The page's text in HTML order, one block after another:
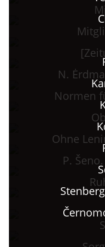
N.
Normen
Ohne
P.